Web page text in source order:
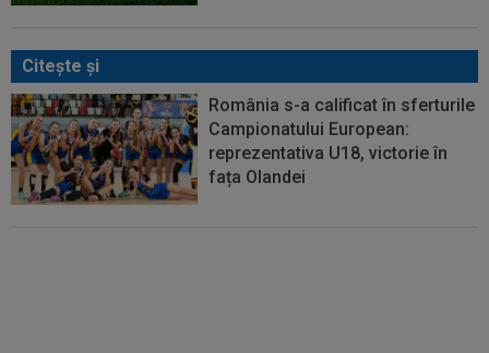
Citeşte şi
România s-a calificat în sferturile
Campionatului European:
reprezentativa U18, victorie în
fața Olandei